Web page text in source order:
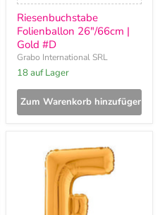
Riesenbuchstabe
Folienballon 26"/66cm |
Gold #D
Grabo International SRL
18 auf Lager
Zum Warenkorb hinzufügen
Riesenbuchstabe
Folienballon
26"/66cm